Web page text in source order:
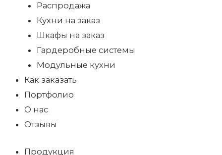
Распродажа
Кухни на заказ
Шкафы на заказ
Гардеробные системы
Модульные кухни
Как заказать
Портфолио
О нас
Отзывы
Продукция